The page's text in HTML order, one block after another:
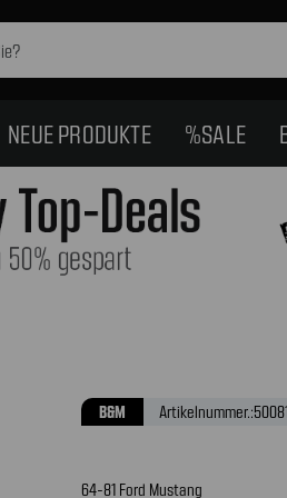
NEUE PRODUKTE %SALE
B&M Artikelnummer.:
64-81 Ford Mustang